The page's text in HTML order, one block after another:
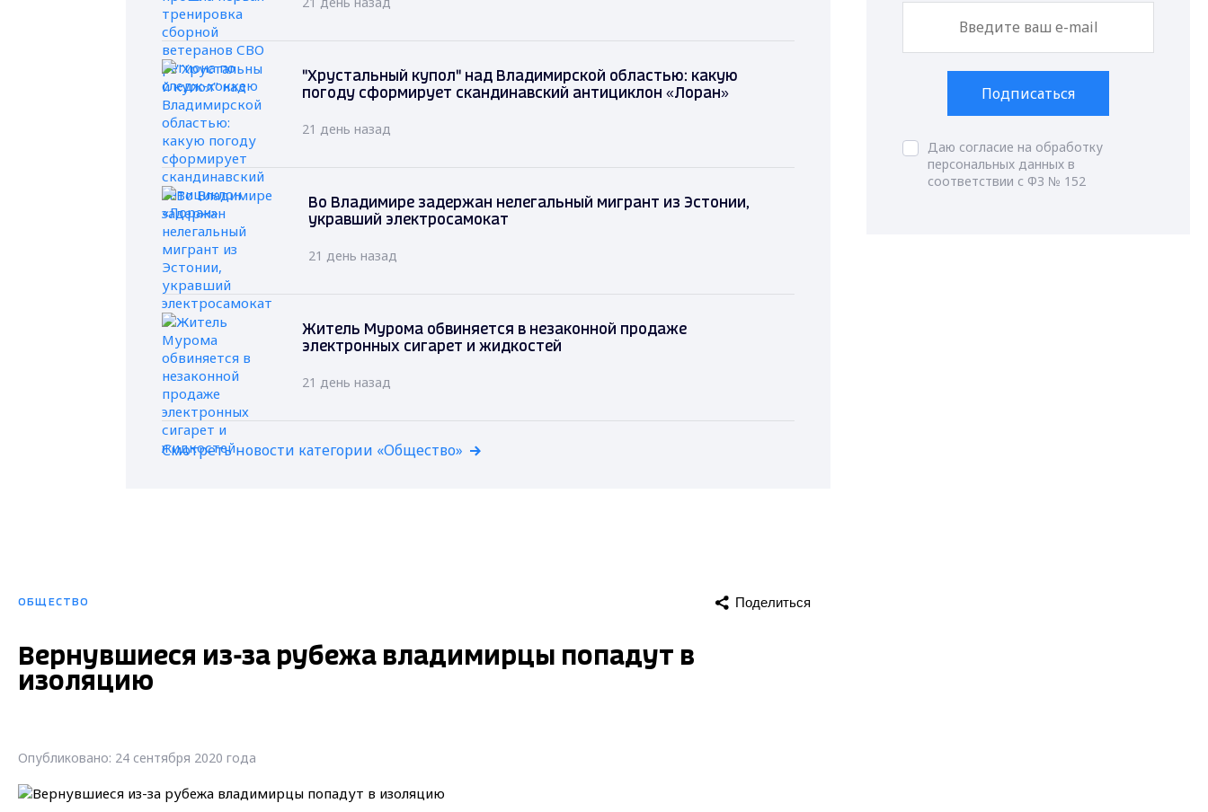
"Хрустальный купол" над Владимирской областью: какую
погоду сформирует скандинавский антициклон «Лоран»
21 день назад
Во Владимире задержан нелегальный мигрант из Эстонии,
укравший электросамокат
21 день назад
Житель Мурома обвиняется в незаконной продаже
электронных сигарет и жидкостей
21 день назад
Смотреть новости категории «Общество»
ОБЩЕСТВО Поделиться
Вернувшиеся из-за рубежа владимирцы попадут в
изоляцию
Опубликовано: 24 сентября 2020 года
Подписаться
Даю согласие на обработку
персональных данных в
соответствии с ФЗ № 152